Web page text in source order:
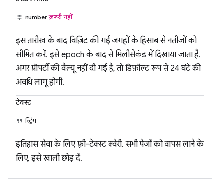
numberज़रूरी नहीं
इस तारीख के बाद विज़िट की गई जगहों के हिसाब से नतीजों को
सीमित करें. इसे epoch के बाद से मिलीसेकंड में दिखाया जाता है.
अगर प्रॉपर्टी की वैल्यू नहीं दी गई है, तो डिफ़ॉल्ट रूप से 24 घंटे की
अवधि लागू होगी.
टेक्स्ट
स्ट्रिंग
इतिहास सेवा के लिए फ़्री-टेक्स्ट क्वेरी. सभी पेजों को वापस लाने के
लिए, इसे खाली छोड़ दें.